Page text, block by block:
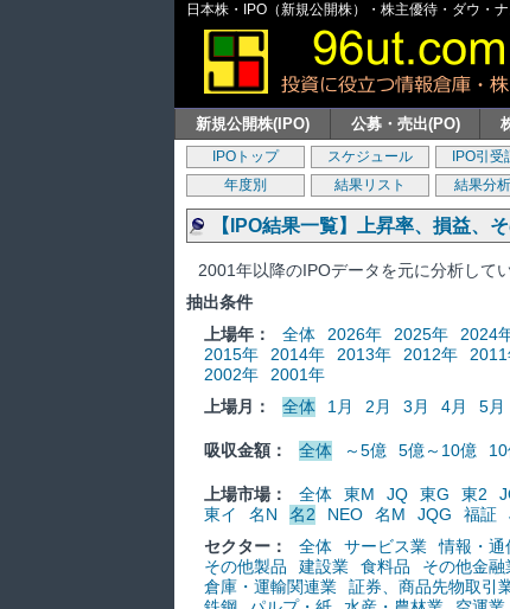
日本株・IPO（新規公開株）・株主優待・ダウ・
新規公開株(IPO) 公募・売出(PO)
IPOトップ スケジュール IPO引受
年度別
結果リスト 結果分析
【IPO結果一覧】上昇率、損益、
2001年以降のIPOデータを元に分析してい
抽出条件
上場年：
全体 2026年 2025年 2024
2015年
2014年 2013年 2012年
2002年
2001年
上場月：
全体 1月 2月 3月 4月 5月
吸収金額： 全体 ～5億 5億～10億
上場市場： 全体 東M JQ 東G 東2
東イ
名N 名2 NEO 名M JQG 福証
セクター：
全体 サービス業 情報・通
その他製品
建設業 食料品 その他金融
倉庫・運輸関連業
証券、商品先物取引